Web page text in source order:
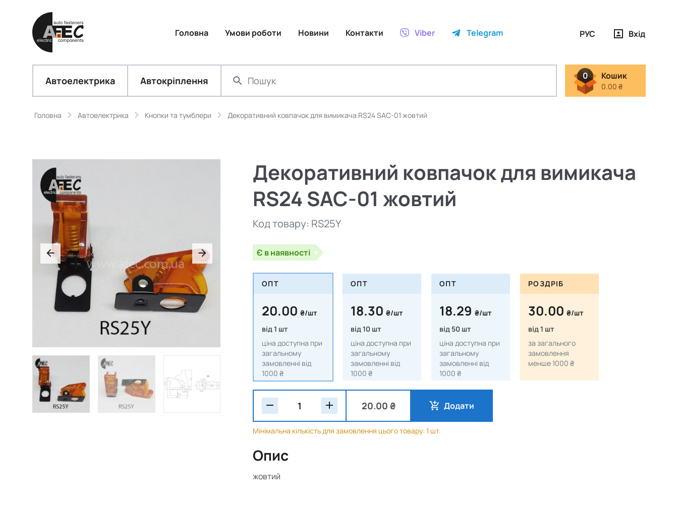
Головна Умови роботи Новини Контакти Viber Telegram РУС Вхід
Автоелектрика Автокріплення 0 Кошик
0.00 ₴
Головна Автоелектрика Кнопки та тумблери Декоративний ковпачок для вимикача RS24 SAC-01 жовтий
Декоративний ковпачок для вимикача
RS24 SAC-01 жовтий
Код товару: RS25Y
Є в наявності
ОПТ
20.00₴/шт
від 1 шт
ціна доступна при
загальному
замовленні від
1000 ₴
ОПТ
18.30₴/шт
від 10 шт
ціна доступна при
загальному
замовленні від
1000 ₴
ОПТ
18.29₴/шт
від 50 шт
ціна доступна при
загальному
замовленні від
1000 ₴
РОЗДРІБ
30.00₴/шт
від 1 шт
за загального
замовлення
менше 1000 ₴
20.00 ₴ Додати
Мінімальна кількість для замовлення цього товару: 1 шт.
Опис
жовтий